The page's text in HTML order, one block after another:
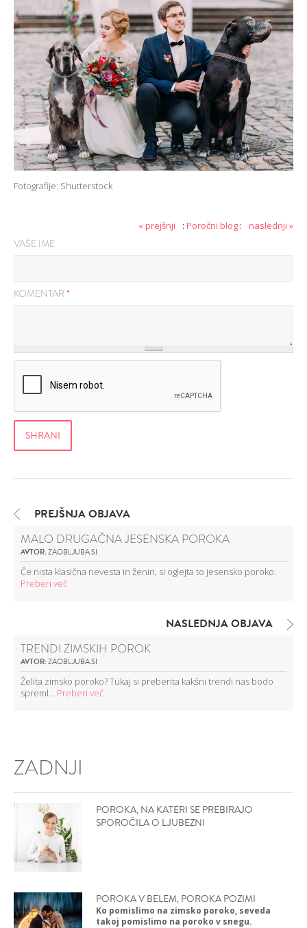
Fotografije: Shutterstock
« prejšnji : Poročni blog : naslednji »
VAŠE IME
KOMENTAR *
PREJŠNJA OBJAVA
MALO DRUGAČNA JESENSKA POROKA
AVTOR:ZAOBLJUBA.SI
Če nista klasična nevesta in ženin, si oglejta to jesensko poroko.
Preberi več
NASLEDNJA OBJAVA
TRENDI ZIMSKIH POROK
AVTOR:ZAOBLJUBA.SI
Želita zimsko poroko? Tukaj si preberita kakšni trendi nas bodo
spreml... Preberi več
ZADNJI
POROKA, NA KATERI SE PREBIRAJO
SPOROČILA O LJUBEZNI
POROKA V BELEM, POROKA POZIMI
Ko pomislimo na zimsko poroko, seveda
takoj pomislimo na poroko v snegu.